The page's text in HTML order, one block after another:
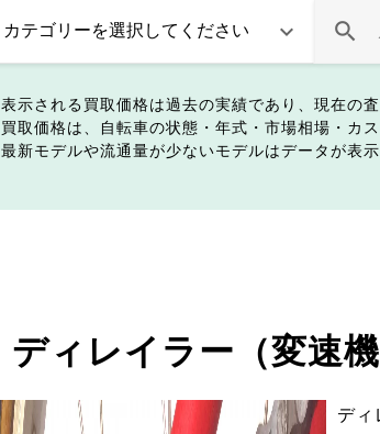
表示される買取価格は過去の実績であり、現在の
買取価格は、自転車の状態・年式・市場相場・カ
最新モデルや流通量が少ないモデルはデータが表
ディレイラー（変速
ディ